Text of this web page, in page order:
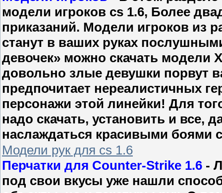
модели игроков cs 1.6, Более
приказаний. Модели игроков из
станут в ваших руках
девочек» можно скачать модели
довольно злые девушки порвут
предпочитает нереалистичных
персонажи этой линейки! Для
надо скачать, установить и все,
наслаждаться красивыми боями
Модели рук для cs 1.6
Перчатки для Counter-Strike 1.6 -
под свои вкусы уже нашли